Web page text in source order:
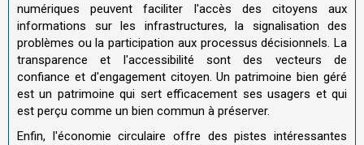
numériques peuvent faciliter l'accès des citoyens aux
informations sur les infrastructures, la signalisation des
problèmes ou la participation aux processus décisionnels. La
transparence et l'accessibilité sont des vecteurs de
confiance et d'engagement citoyen. Un patrimoine bien géré
est un patrimoine qui sert efficacement ses usagers et qui
est perçu comme un bien commun à préserver.
Enfin, l'économie circulaire offre des pistes intéressantes